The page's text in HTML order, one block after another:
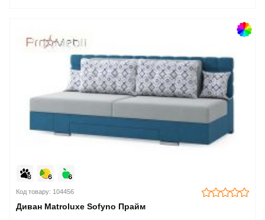
Код товару: 104456
Диван Matroluxe Sofyno Прайм